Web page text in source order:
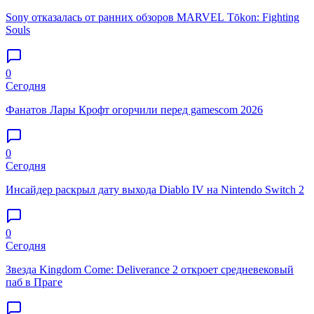
Sony отказалась от ранних обзоров MARVEL Tōkon: Fighting
Souls
0
Сегодня
Фанатов Лары Крофт огорчили перед gamescom 2026
0
Сегодня
Инсайдер раскрыл дату выхода Diablo IV на Nintendo Switch 2
0
Сегодня
Звезда Kingdom Come: Deliverance 2 откроет средневековый
паб в Праге